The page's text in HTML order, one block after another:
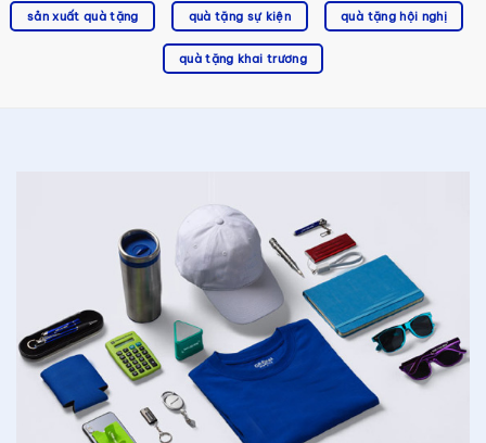
sản xuất quà tặng quà tặng sự kiện quà tặng hội nghị
quà tặng khai trương